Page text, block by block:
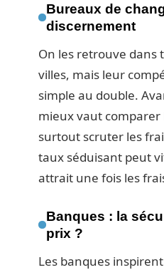
Bureaux de
discernement
On les retrouve dans
villes, mais leur
simple au double.
mieux vaut
surtout scruter les
taux séduisant peut
attrait une fois les
Banques : la
prix ?
Les banques